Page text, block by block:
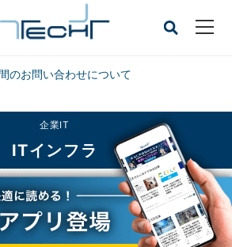
のお問い合わせについて
CLOSE
企業IT
ITインフラ
ンフラ
とAIを活用し、未来の電車混雑を予測 - ヤフー